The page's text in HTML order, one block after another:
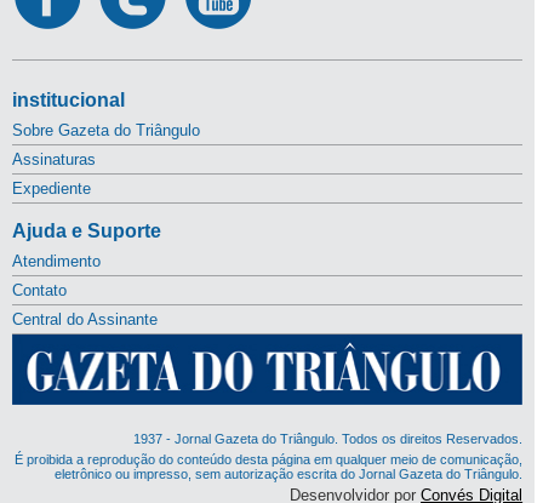
institucional
Sobre Gazeta do Triângulo
Assinaturas
Expediente
Ajuda e Suporte
Atendimento
Contato
Central do Assinante
1937 - Jornal Gazeta do Triângulo. Todos os direitos Reservados.
É proibida a reprodução do conteúdo desta página em qualquer meio de comunicação,
eletrônico ou impresso, sem autorização escrita do Jornal Gazeta do Triângulo.
Desenvolvidor porConvés Digital